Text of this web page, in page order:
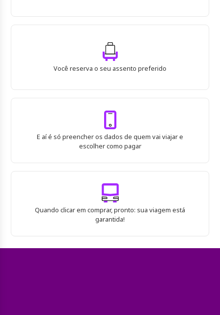
Você reserva o seu assento preferido
E aí é só preencher os dados de quem vai viajar e
escolher como pagar
Quando clicar em comprar, pronto: sua viagem está
garantida!